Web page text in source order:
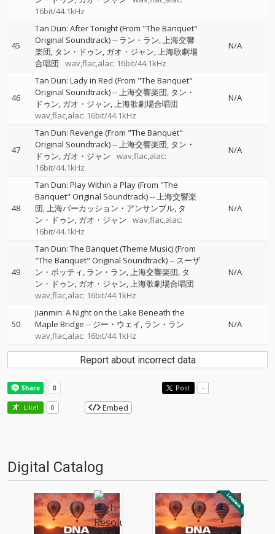
16bit/44.1kHz
45
Tan Dun: After Tonight (From "The Banquet"
Original Soundtrack)-- ラン・ラン 上海交響
楽団 タン・ドゥン ガオ・ジャン 上海歌劇場
合唱団
wav,flac,alac: 16bit/44.1kHz
N/A
46
Tan Dun: Lady in Red (From "The Banquet"
Original Soundtrack)--上海交響楽団 タン・
ドゥン ガオ・ジャン 上海歌劇場合唱団
wav,flac,alac: 16bit/44.1kHz
N/A
47
Tan Dun: Revenge (From "The Banquet"
Original Soundtrack)--上海交響楽団 タン・
ドゥン ガオ・ジャン
wav,flac,alac:
16bit/44.1kHz
N/A
48
Tan Dun: Play Within a Play (From "The
Banquet" Original Soundtrack)--上海交響楽
団 上海パーカッション・アンサンブル タ
ン・ドゥン ガオ・ジャン
wav,flac,alac:
16bit/44.1kHz
N/A
49
Tan Dun: The Banquet (Theme Music) (From
"The Banquet" Original Soundtrack)-- スーザ
ン・ボッティ ラン・ラン 上海交響楽団 タ
ン・ドゥン ガオ・ジャン 上海歌劇場合唱団
wav,flac,alac: 16bit/44.1kHz
N/A
50
Jianmin: A Night on the Lake Beneath the
Maple Bridge -- ジー・ウェイ ラン・ラン
wav,flac,alac: 16bit/44.1kHz
N/A
Report about incorrect data
Post -
Like! 0 Embed
Digital Catalog